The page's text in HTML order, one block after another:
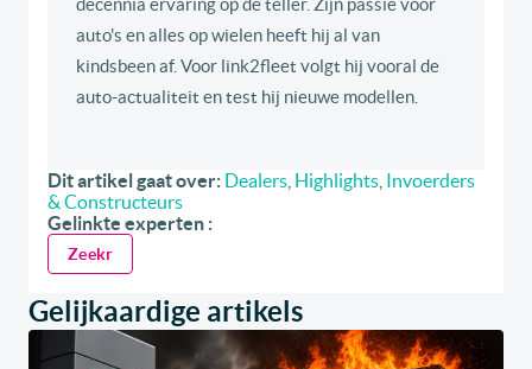
decennia ervaring op de teller. Zijn passie voor
auto's en alles op wielen heeft hij al van
kindsbeen af. Voor link2fleet volgt hij vooral de
auto-actualiteit en test hij nieuwe modellen.
Dit artikel gaat over: Dealers Highlights
Invoerders
& Constructeurs
Gelinkte experten :
Zeekr
Gelijkaardige artikels